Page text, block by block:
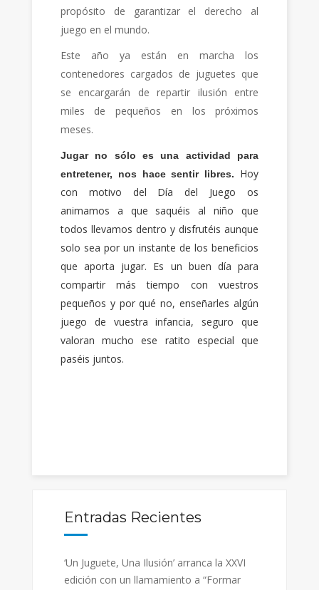
propósito de garantizar el derecho al
juego en el mundo.
Este año ya están en marcha los
contenedores cargados de juguetes que
se encargarán de repartir ilusión entre
miles de pequeños en los próximos
meses.
Jugar no sólo es una actividad para
entretener, nos hace sentir libres.
Hoy
con motivo del Día del Juego os
animamos a que saquéis al niño que
todos llevamos dentro y disfrutéis aunque
solo sea por un instante de los beneficios
que aporta jugar. Es un buen día para
compartir más tiempo con vuestros
pequeños y por qué no, enseñarles algún
juego de vuestra infancia, seguro que
valoran mucho ese ratito especial que
paséis juntos.
Entradas Recientes
‘Un Juguete, Una Ilusión’ arranca la XXVI
edición con un llamamiento a “Formar